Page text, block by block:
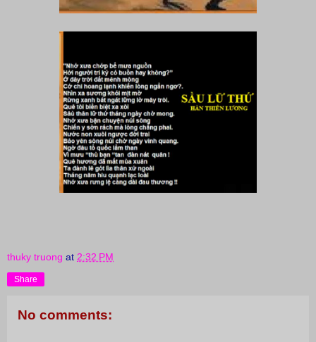
thuky truong at 2:32 PM
Share
No comments: